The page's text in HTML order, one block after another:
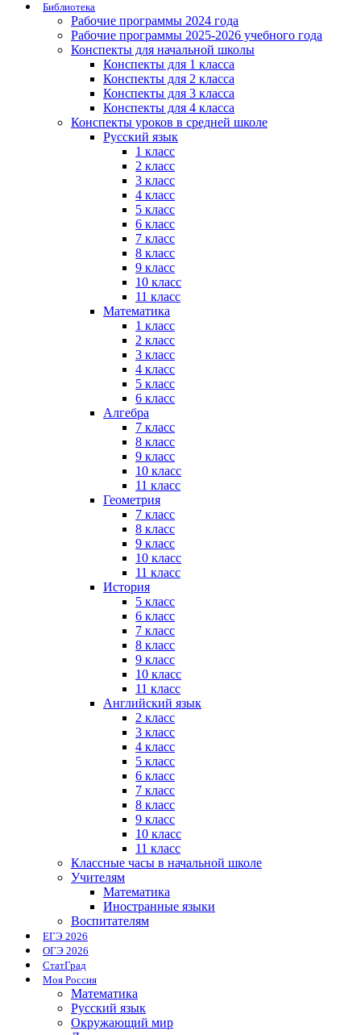
Библиотека
Рабочие программы 2024 года
Рабочие программы 2025-2026 учебного года
Конспекты для начальной школы
Конспекты для 1 класса
Конспекты для 2 класса
Конспекты для 3 класса
Конспекты для 4 класса
Конспекты уроков в средней школе
Русский язык
1 класс
2 класс
3 класс
4 класс
5 класс
6 класс
7 класс
8 класс
9 класс
10 класс
11 класс
Математика
1 класс
2 класс
3 класс
4 класс
5 класс
6 класс
Алгебра
7 класс
8 класс
9 класс
10 класс
11 класс
Геометрия
7 класс
8 класс
9 класс
10 класс
11 класс
История
5 класс
6 класс
7 класс
8 класс
9 класс
10 класс
11 класс
Английский язык
2 класс
3 класс
4 класс
5 класс
6 класс
7 класс
8 класс
9 класс
10 класс
11 класс
Классные часы в начальной школе
Учителям
Математика
Иностранные языки
Воспитателям
ЕГЭ 2026
ОГЭ 2026
СтатГрад
Моя Россия
Математика
Русский язык
Окружающий мир